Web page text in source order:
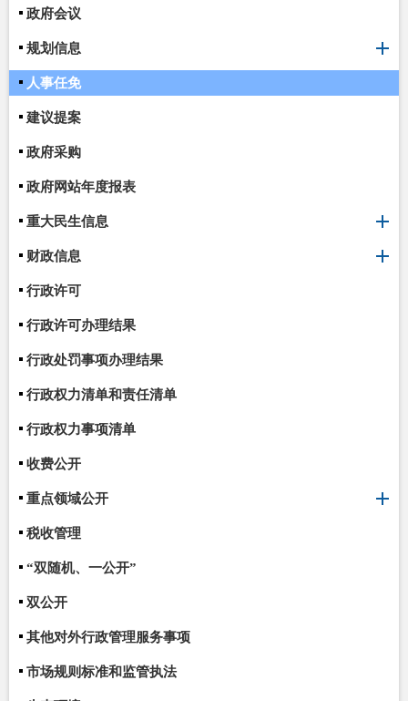
政府会议
规划信息
人事任免
建议提案
政府采购
政府网站年度报表
重大民生信息
财政信息
行政许可
行政许可办理结果
行政处罚事项办理结果
行政权力清单和责任清单
行政权力事项清单
收费公开
重点领域公开
税收管理
“双随机、一公开”
双公开
其他对外行政管理服务事项
市场规则标准和监管执法